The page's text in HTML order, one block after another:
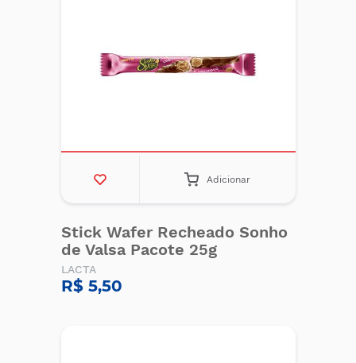
Adicionar
Stick Wafer Recheado Sonho
de Valsa Pacote 25g
LACTA
R$ 5,50